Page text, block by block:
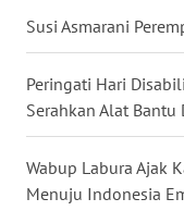
Susi Asmarani
Peringati Hari
Serahkan Alat Bantu
Wabup Labura Ajak
Menuju Indonesia
SULSEL
WN
GORONTALO
WN
SULUT